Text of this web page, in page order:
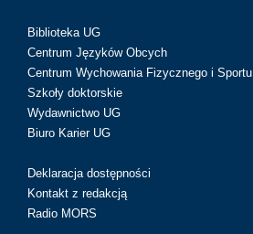
Biblioteka UG
Centrum Języków Obcych
Centrum Wychowania Fizycznego i Sportu
Szkoły doktorskie
Wydawnictwo UG
Biuro Karier UG
Deklaracja dostępności
Kontakt z redakcją
Radio MORS